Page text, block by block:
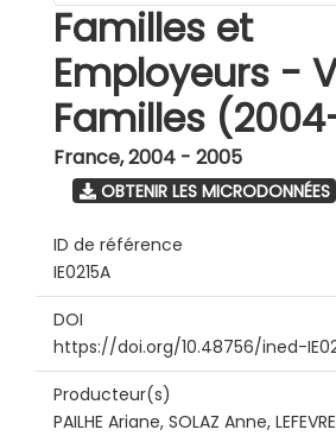
Familles et
Employeurs -
Familles
France,2004 - 2005
OBTENIR LES MICRODONNÉES
ID de référence
IE0215A
DOI
https://doi.org/10.48756/ined-
Producteur(s)
PAILHE Ariane, SOLAZ Anne,